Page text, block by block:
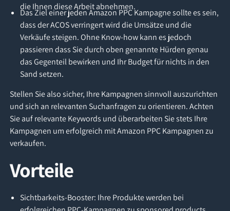
die Ihnen diese Arbeit abnehmen.
Das Ziel einer jeden Amazon PPC Kampagne sollte es sein,
dass der ACOS verringert wird die Umsätze und die
Verkäufe steigen. Ohne Know-how kann es jedoch
passieren dass Sie durch oben genannte Hürden genau
das Gegenteil bewirken und Ihr Budget für nichts in den
Sand setzen.
Stellen Sie also sicher, Ihre Kampagnen sinnvoll auszurichten
und sich an relevanten Suchanfragen zu orientieren. Achten
Sie auf relevante Keywords und überarbeiten Sie stets Ihre
Kampagnen um erfolgreich mit Amazon PPC Kampagnen zu
verkaufen.
Vorteile
Sichtbarkeits-Booster: Ihre Produkte werden bei